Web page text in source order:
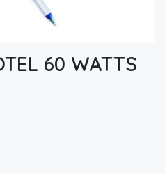
60 WATTS